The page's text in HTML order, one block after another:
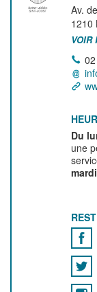
Av.
1210
VOIR
Du
une